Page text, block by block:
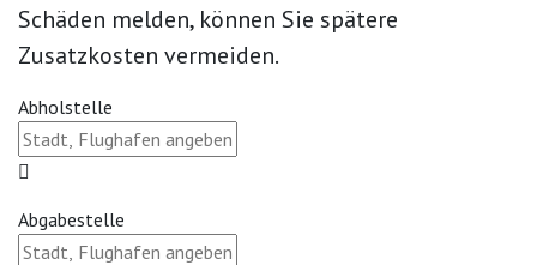
Schäden melden, können Sie spätere
Zusatzkosten vermeiden.
Abholstelle
Abgabestelle